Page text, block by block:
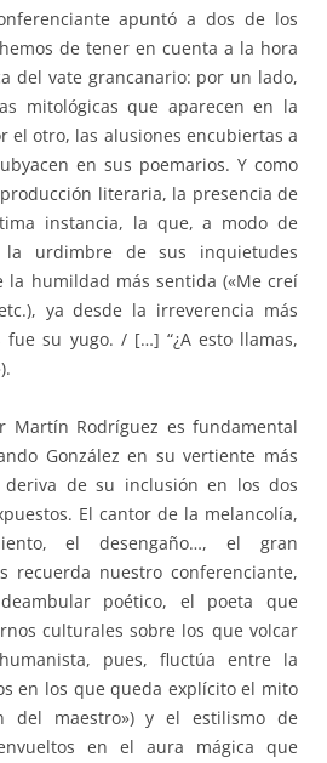
apuntó a dos de los
de tener en cuenta a la hora
del vate grancanario: por un lado,
mitológicas que aparecen en la
el otro, las alusiones encubiertas a
en sus poemarios. Y como
literaria, la presencia de
instancia, la que, a modo de
la urdimbre de sus inquietudes
la humildad más sentida («Me creí
ya desde la irreverencia más
fue su yugo. / […] “¿A esto llamas,
Martín Rodríguez es fundamental
González en su vertiente más
de su inclusión en los dos
El cantor de la melancolía,
el desengaño…, el gran
recuerda nuestro conferenciante,
poético, el poeta que
culturales sobre los que volcar
pues, fluctúa entre la
en los que queda explícito el mito
del maestro») y el estilismo de
en el aura mágica que